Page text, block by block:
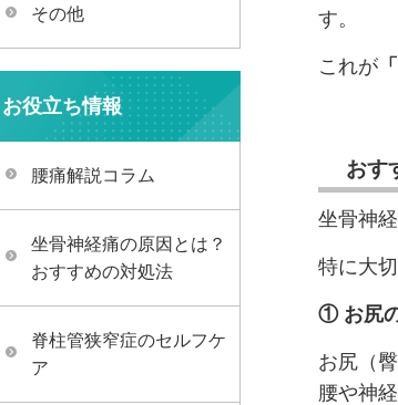
す。
これが
おす
坐骨神
特に大
① お尻
お尻（
腰や神
その他
お役立ち情報
腰痛解説コラム
坐骨神経痛の原因とは？
おすすめの対処法
脊柱管狭窄症のセルフケ
ア